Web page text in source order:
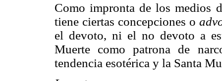
Como impronta de los medios
tiene ciertas concepciones o
el devoto, ni el no devoto a
Muerte como patrona de
tendencia esotérica y la Santa